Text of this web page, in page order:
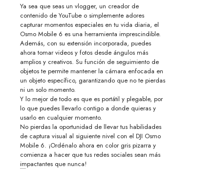
Ya sea que seas un vlogger, un creador de
contenido de YouTube o simplemente adores
capturar momentos especiales en tu vida diaria, el
Osmo Mobile 6 es una herramienta imprescindible.
Además, con su extensión incorporada, puedes
ahora tomar videos y fotos desde ángulos más
amplios y creativos. Su función de seguimiento de
objetos te permite mantener la cámara enfocada en
un objeto específico, garantizando que no te pierdas
ni un solo momento.
Y lo mejor de todo es que es portátil y plegable, por
lo que puedes llevarlo contigo a donde quieras y
usarlo en cualquier momento.
No pierdas la oportunidad de llevar tus habilidades
de captura visual al siguiente nivel con el DJI Osmo
Mobile 6. ¡Ordénalo ahora en color gris pizarra y
comienza a hacer que tus redes sociales sean más
impactantes que nunca!